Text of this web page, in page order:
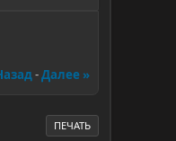
-Далее »
ПЕЧАТЬ